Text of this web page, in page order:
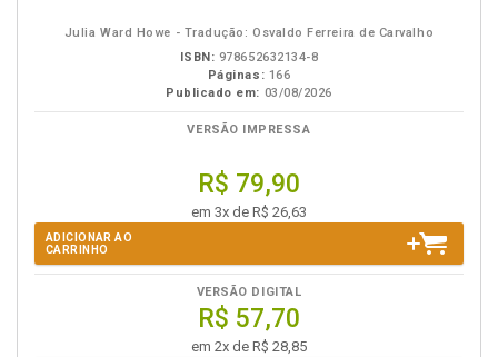
Julia Ward Howe - Tradução: Osvaldo Ferreira de Carvalho
ISBN: 978652632134-8
Páginas: 166
Publicado em: 03/08/2026
VERSÃO IMPRESSA
R$ 79,90
em 3x de R$ 26,63
ADICIONAR AO
CARRINHO
VERSÃO DIGITAL
R$ 57,70
em 2x de R$ 28,85